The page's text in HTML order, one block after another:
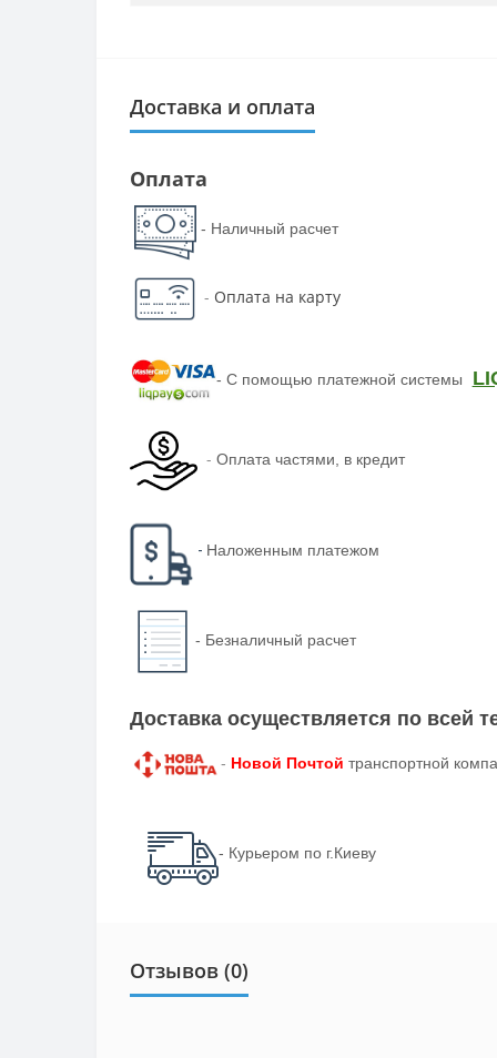
Доставка и оплата
Оплата
- Наличный расчет
- Оплата на карту
- С помощью платежной системы
- Оплата частями, в кредит
- Наложенным платежом
- Безналичный расчет
Доставка осуществляется по всей
- Новой Почтой транспортной
- Курьером по г.Киеву
Отзывов (0)